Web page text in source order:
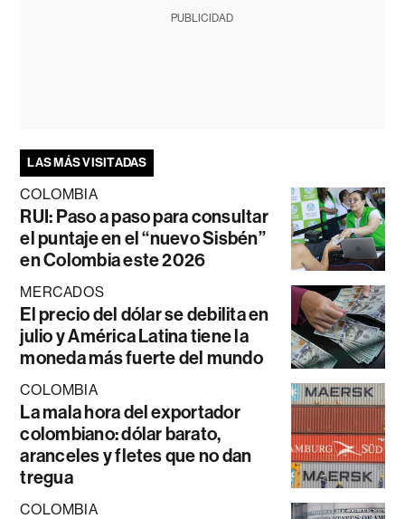
PUBLICIDAD
LAS MÁS VISITADAS
COLOMBIA
RUI: Paso a paso para consultar
el puntaje en el “nuevo Sisbén”
en Colombia este 2026
MERCADOS
El precio del dólar se debilita en
julio y América Latina tiene la
moneda más fuerte del mundo
COLOMBIA
La mala hora del exportador
colombiano: dólar barato,
aranceles y fletes que no dan
tregua
COLOMBIA